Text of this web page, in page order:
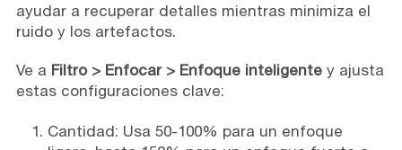
ayudar a recuperar detalles mientras minimiza el
ruido y los artefactos.
Ve a Filtro > Enfocar > Enfoque inteligentey ajusta
estas configuraciones clave:
Cantidad: Usa 50-100% para un enfoque